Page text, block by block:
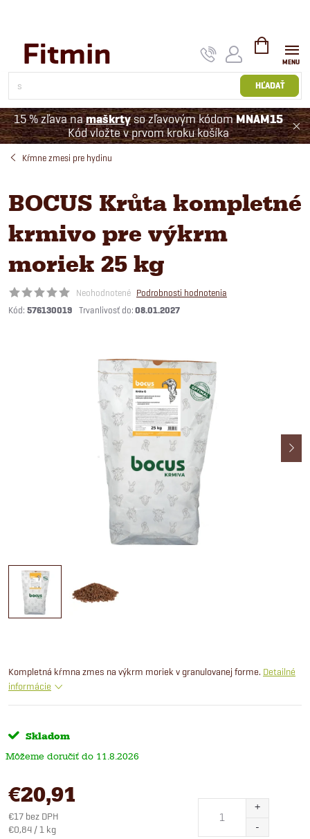
HĽADAŤ
NÁKUPNÝ
KOŠÍK
15 % zľava namaškrtyso zľavovým kódomMNAM15
Kód vložte v prvom kroku košíka
Kŕmne zmesi pre hydinu
BOCUS Krůta kompletné
krmivo pre výkrm
moriek 25 kg
Neohodnotené Podrobnosti hodnotenia
Kód: 576130019 08.01.2027
Kompletná kŕmna zmes na výkrm moriek v granulovanej forme. Detailné
informácie
Skladom
11.8.2026
€20,91
€17 bez DPH
Jednotková
€0,84 / 1 kg